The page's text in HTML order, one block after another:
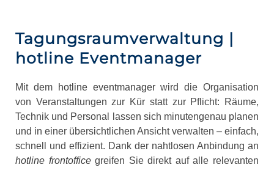
Tagungsraumverwaltung |
hotline Eventmanager
Mit dem hotline eventmanagerwird die Organisation
von Veranstaltungen zur Kür statt zur Pflicht: Räume,
Technik und Personal lassen sich minutengenau planen
und in einer übersichtlichen Ansicht verwalten – einfach,
schnell und effizient. Dank der nahtlosen Anbindung an
hotline frontofficegreifen Sie direkt auf alle relevanten